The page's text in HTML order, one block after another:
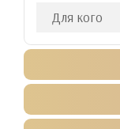
Для кого